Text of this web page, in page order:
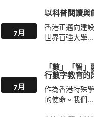
7月
以科普閱讀與
香港正邁向建
世界百強大學...
7月
「數」「智
行數字教育的
作為香港特殊
的使命。我們...